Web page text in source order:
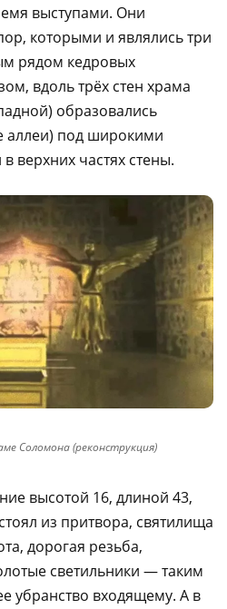
выступами. Они
которыми и являлись три
рядом кедровых
вдоль трёх стен храма
образовались
аллеи) под широкими
верхних частях стены.
Соломона (реконструкция)
высотой 16, длиной 43,
из притвора, святилища
дорогая резьба,
светильники — таким
убранство входящему. А в